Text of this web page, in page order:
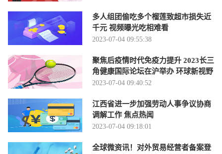
多人组团偷吃多个榴莲致超市损失近
千元 视频曝光吃相难看
2023-07-04 09:55:38
聚焦后疫情时代免疫力提升 2023长三
角健康国际论坛在沪举办 环球新视野
2023-07-04 09:40:52
江西省进一步加强劳动人事争议协商
调解工作 焦点热闻
2023-07-04 09:18:01
全球微资讯！对外贸易经营者备案登